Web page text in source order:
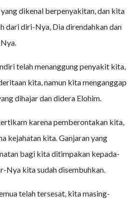
dikenal berpenyakitan, dan kita
dari diri-Nya, Dia direndahkan dan
telah menanggung penyakit kita,
kita, namun kita menganggap
dihajar dan didera Elohim.
karena pemberontakan kita,
kejahatan kita. Ganjaran yang
bagi kita ditimpakan kepada-
Nya kita sudah disembuhkan.
telah tersesat, kita masing-